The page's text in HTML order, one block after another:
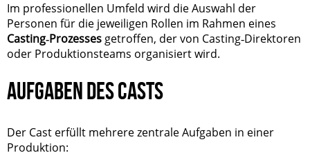
Im professionellen Umfeld wird die Auswahl der
Personen für die jeweiligen Rollen im Rahmen eines
Casting‑Prozesses getroffen, der von Casting‑Direktoren
oder Produktionsteams organisiert wird.
AUFGABEN DES CASTS
Der Cast erfüllt mehrere zentrale Aufgaben in einer
Produktion: